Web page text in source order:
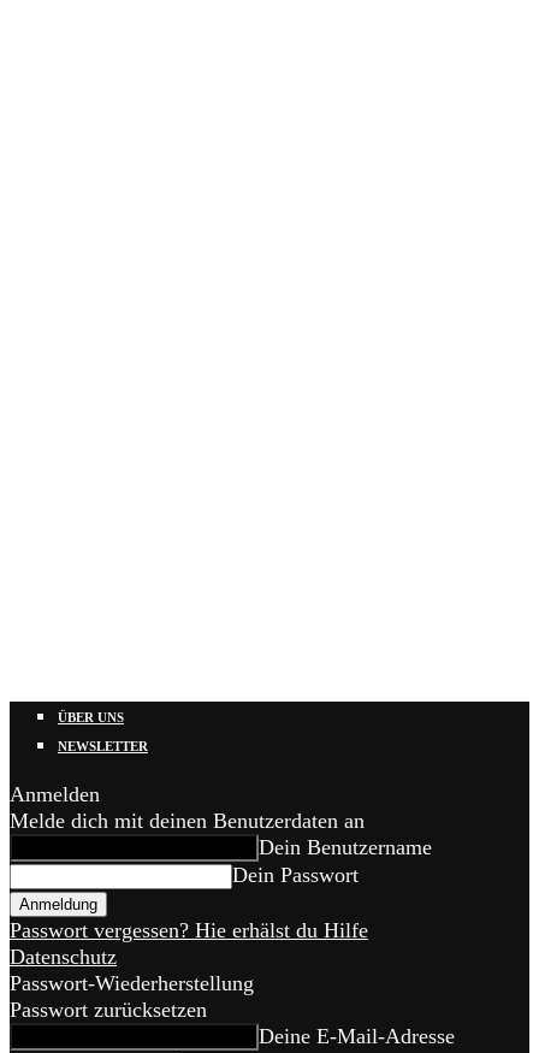
ÜBER UNS
NEWSLETTER
Anmelden
Melde dich mit deinen Benutzerdaten an
Dein Benutzername
Dein Passwort
Passwort vergessen? Hie erhälst du Hilfe
Datenschutz
Passwort-Wiederherstellung
Passwort zurücksetzen
Deine E-Mail-Adresse